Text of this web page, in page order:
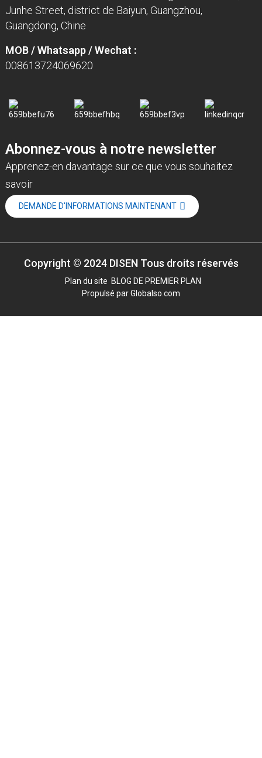
Junhe Street, district de Baiyun, Guangzhou,
Guangdong, Chine
MOB / Whatsapp / Wechat :
008613724069620
Abonnez-vous à notre newsletter
Apprenez-en davantage sur ce que vous souhaitez
savoir
DEMANDE D'INFORMATIONS MAINTENANT
Copyright © 2024 DISEN Tous droits réservés
Plan du site BLOG DE PREMIER PLAN
Propulsé par Globalso.com